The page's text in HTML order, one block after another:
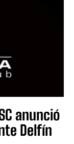
anunció
Delfín